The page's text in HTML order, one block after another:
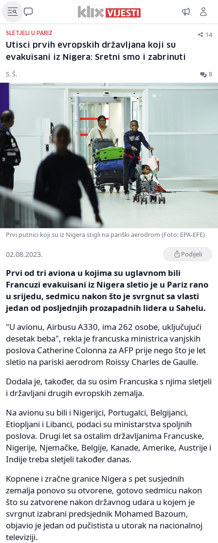
SLETJELI U PARIZ 14
Utisci prvih evropskih državljana koji su
evakuisani iz Nigera: Sretni smo i zabrinuti
S. Š. 8
Prvi putnici koji su iz Nigera stigli na pariški aerodrom (Foto: EPA-EFE)
02.08.2023. Podijeli
Prvi od tri aviona u kojima su uglavnom bili
Francuzi evakuisani iz Nigera sletio je u Pariz rano
u srijedu, sedmicu nakon što je svrgnut sa vlasti
jedan od posljednjih prozapadnih lidera u Sahelu.
"U avionu, Airbusu A330, ima 262 osobe, uključujući
desetak beba", rekla je francuska ministrica vanjskih
poslova Catherine Colonna za AFP prije nego što je let
sletio na pariski aerodrom Roissy Charles de Gaulle.
Dodala je, također, da su osim Francuska s njima sletjeli
i državljani drugih evropskih zemalja.
Na avionu su bili i Nigerijci, Portugalci, Belgijanci,
Etiopljani i Libanci, podaci su ministarstva spoljnih
poslova. Drugi let sa ostalim državljanima Francuske,
Nigerije, Njemačke, Belgije, Kanade, Amerike, Austrije i
Indije treba sletjeli također danas.
Kopnene i zračne granice Nigera s pet susjednih
zemalja ponovo su otvorene, gotovo sedmicu nakon
što su zatvorene nakon državnog udara u kojem je
svrgnut izabrani predsjednik Mohamed Bazoum,
objavio je jedan od pučistista u utorak na nacionalnoj
televiziji.